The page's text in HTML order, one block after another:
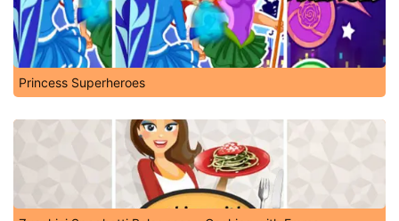
Princess Superheroes